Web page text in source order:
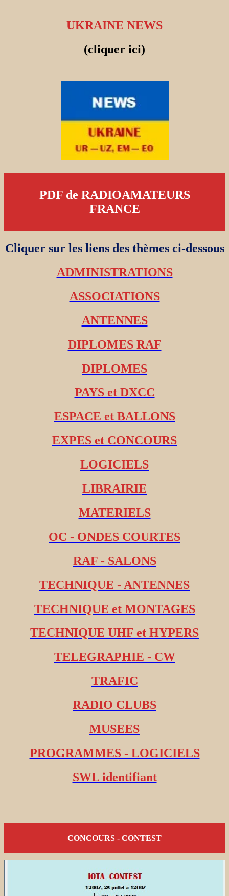
UKRAINE NEWS
(cliquer ici)
PDF de RADIOAMATEURS
FRANCE
Cliquer sur les liens des thèmes ci-dessous
ADMINISTRATIONS
ASSOCIATIONS
ANTENNES
DIPLOMES RAF
DIPLOMES
PAYS et DXCC
ESPACE et BALLONS
EXPES et CONCOURS
LOGICIELS
LIBRAIRIE
MATERIELS
OC - ONDES COURTES
RAF - SALONS
TECHNIQUE - ANTENNES
TECHNIQUE et MONTAGES
TECHNIQUE UHF et HYPERS
TELEGRAPHIE - CW
TRAFIC
RADIO CLUBS
MUSEES
PROGRAMMES - LOGICIELS
SWL identifiant
CONCOURS - CONTEST